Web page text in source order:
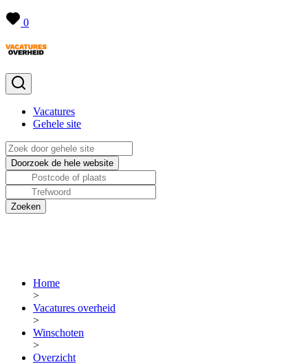
0
Vacatures
Gehele site
Home
>
Vacatures overheid
>
Winschoten
>
Overzicht